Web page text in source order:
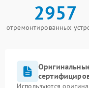
2957
отремонтированных
Используются